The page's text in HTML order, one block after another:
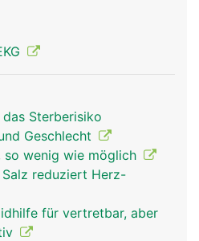
Sterberisiko
Geschlecht
so wenig wie möglich
reduziert Herz-
für vertretbar, aber